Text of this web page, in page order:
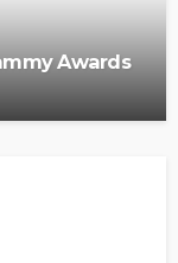
Awards